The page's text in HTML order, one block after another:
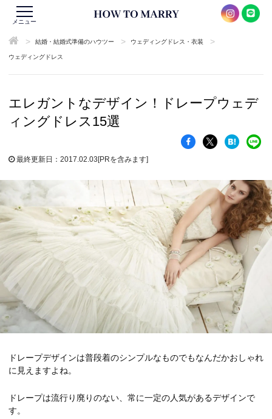
メニュー
> 結婚・結婚式準備のハウツー > ウェディングドレス・衣装 >
ウェディングドレス
エレガントなデザイン！ドレープウェデ
ィングドレス15選
最終更新日：2017.02.03[PRを含みます]
ドレープデザインは普段着のシンプルなものでもなんだかおしゃれ
に見えますよね。
ドレープは流行り廃りのない、常に一定の人気があるデザインで
す。